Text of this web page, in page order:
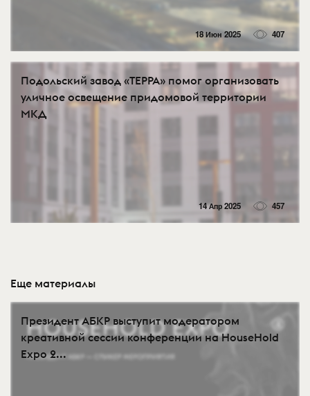
18 Июн 2025 407
Подольский завод «ТЕРРА» помог организовать
уличное освещение придомовой территории
МКД
14 Апр 2025 457
Еще материалы
Президент АБКР выступит модератором
креативной сессии конференции на HouseHold
Expo 2...